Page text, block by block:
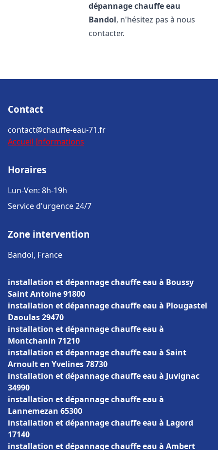
dépannage chauffe eau
Bandol, n'hésitez pas à nous
contacter.
Contact
contact@chauffe-eau-71.fr
Accueil Informations
Horaires
Lun-Ven: 8h-19h
Service d'urgence 24/7
Zone intervention
Bandol, France
installation et dépannage chauffe eau à Boussy
Saint Antoine 91800
installation et dépannage chauffe eau à Plougastel
Daoulas 29470
installation et dépannage chauffe eau à
Montchanin 71210
installation et dépannage chauffe eau à Saint
Arnoult en Yvelines 78730
installation et dépannage chauffe eau à Juvignac
34990
installation et dépannage chauffe eau à
Lannemezan 65300
installation et dépannage chauffe eau à Lagord
17140
installation et dépannage chauffe eau à Ambert